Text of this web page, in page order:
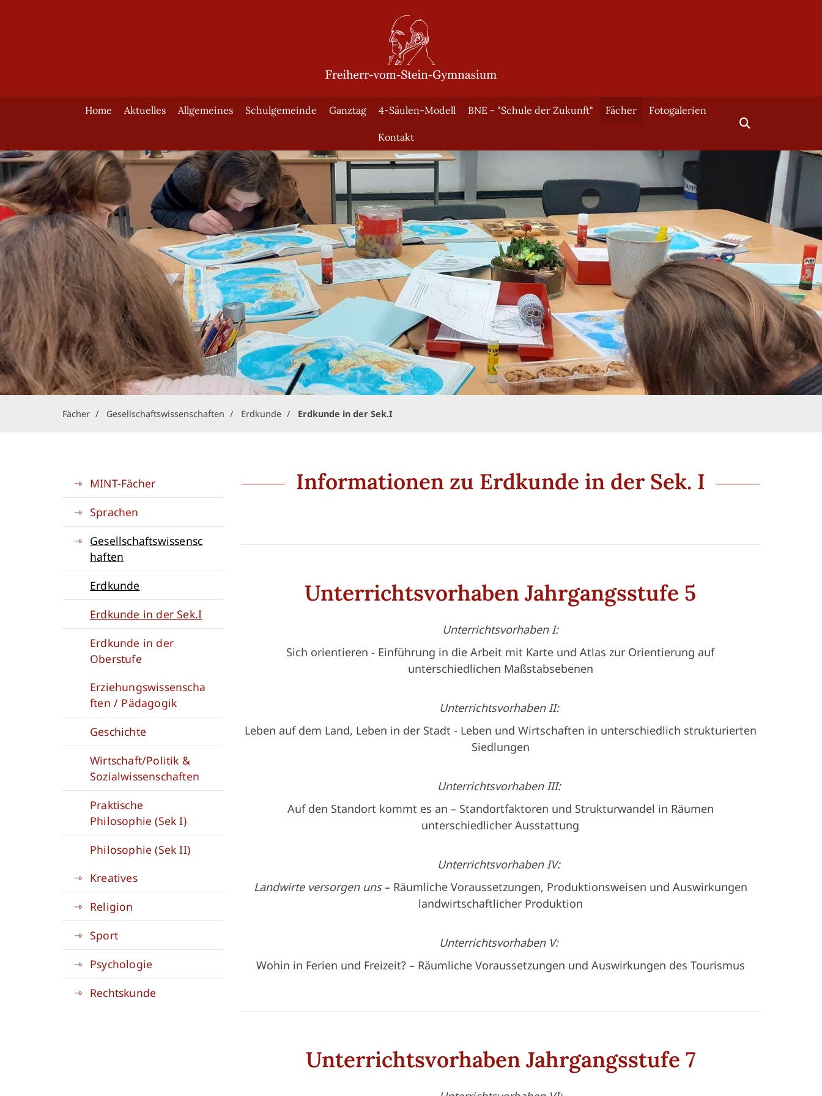
Home Aktuelles Allgemeines Schulgemeinde Ganztag 4-Säulen-Modell BNE - "Schule der Zukunft" Fächer Fotogalerien
Kontakt
Fächer Gesellschaftswissenschaften Erdkunde Erdkunde in der Sek.I
Informationen zu Erdkunde in der Sek. I
Unterrichtsvorhaben Jahrgangsstufe 5
Unterrichtsvorhaben I:
Sich orientieren - Einführung in die Arbeit mit Karte und Atlas zur Orientierung auf
unterschiedlichen Maßstabsebenen
Unterrichtsvorhaben II:
Leben auf dem Land, Leben in der Stadt - Leben und Wirtschaften in unterschiedlich strukturierten
Siedlungen
Unterrichtsvorhaben III:
Auf den Standort kommt es an – Standortfaktoren und Strukturwandel in Räumen
unterschiedlicher Ausstattung
Unterrichtsvorhaben IV:
Landwirte versorgen uns– Räumliche Voraussetzungen, Produktionsweisen und Auswirkungen
landwirtschaftlicher Produktion
Unterrichtsvorhaben V:
Wohin in Ferien und Freizeit? – Räumliche Voraussetzungen und Auswirkungen des Tourismus
Unterrichtsvorhaben Jahrgangsstufe 7
MINT-Fächer
Sprachen
Gesellschaftswissensc
haften
Erdkunde
Erdkunde in der Sek.I
Erdkunde in der
Oberstufe
Erziehungswissenscha
ften / Pädagogik
Geschichte
Wirtschaft/Politik &
Sozialwissenschaften
Praktische
Philosophie (Sek I)
Philosophie (Sek II)
Kreatives
Religion
Sport
Psychologie
Rechtskunde